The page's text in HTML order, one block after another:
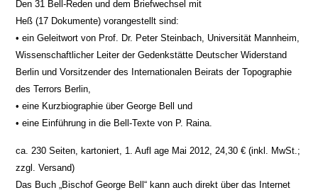
Den 31 Bell-Reden und dem Briefwechsel mit
Heß (17 Dokumente) vorangestellt sind:
• ein Geleitwort von Prof. Dr. Peter Steinbach, Universität Mannheim,
Wissenschaftlicher Leiter der Gedenkstätte Deutscher Widerstand
Berlin und Vorsitzender des Internationalen Beirats der Topographie
des Terrors Berlin,
• eine Kurzbiographie über George Bell und
• eine Einführung in die Bell-Texte von P. Raina.
ca. 230 Seiten, kartoniert, 1. Aufl age Mai 2012, 24,30 € (inkl. MwSt.;
zzgl. Versand)
Das Buch „Bischof George Bell“ kann auch direkt über das Internet